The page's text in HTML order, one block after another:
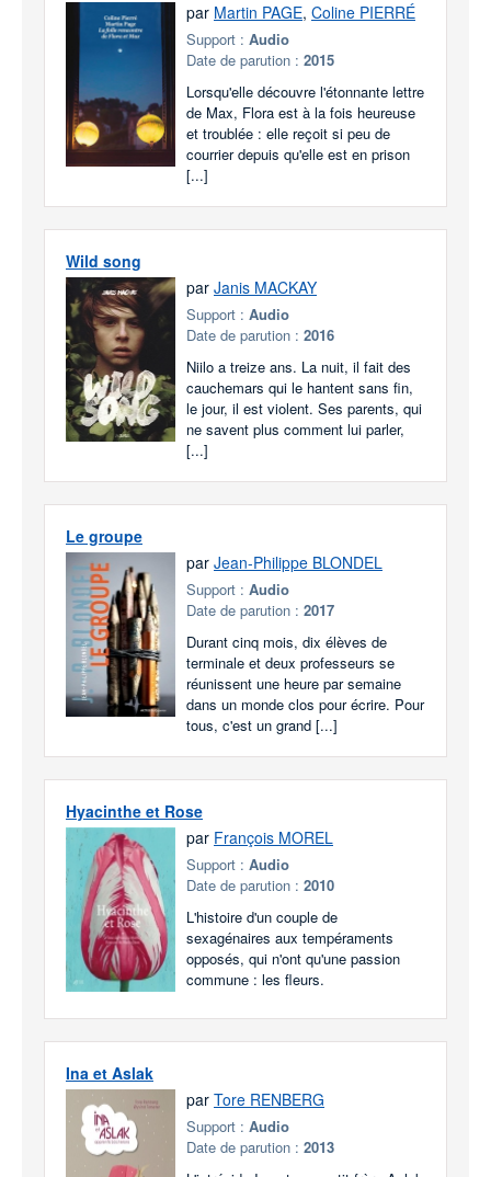
par Martin PAGE, Coline PIERRÉ
Support : Audio
Date de parution : 2015
Lorsqu'elle découvre l'étonnante lettre
de Max, Flora est à la fois heureuse
et troublée : elle reçoit si peu de
courrier depuis qu'elle est en prison
[...]
Wild song
par Janis MACKAY
Support : Audio
Date de parution : 2016
Niilo a treize ans. La nuit, il fait des
cauchemars qui le hantent sans fin,
le jour, il est violent. Ses parents, qui
ne savent plus comment lui parler,
[...]
Le groupe
par Jean-Philippe BLONDEL
Support : Audio
Date de parution : 2017
Durant cinq mois, dix élèves de
terminale et deux professeurs se
réunissent une heure par semaine
dans un monde clos pour écrire. Pour
tous, c'est un grand [...]
Hyacinthe et Rose
par François MOREL
Support : Audio
Date de parution : 2010
L'histoire d'un couple de
sexagénaires aux tempéraments
opposés, qui n'ont qu'une passion
commune : les fleurs.
Ina et Aslak
par Tore RENBERG
Support : Audio
Date de parution : 2013